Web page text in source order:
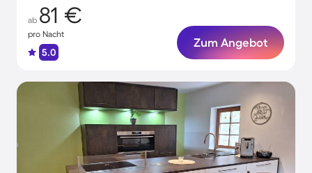
ab 81 €
pro Nacht
5.0
Zum Angebot